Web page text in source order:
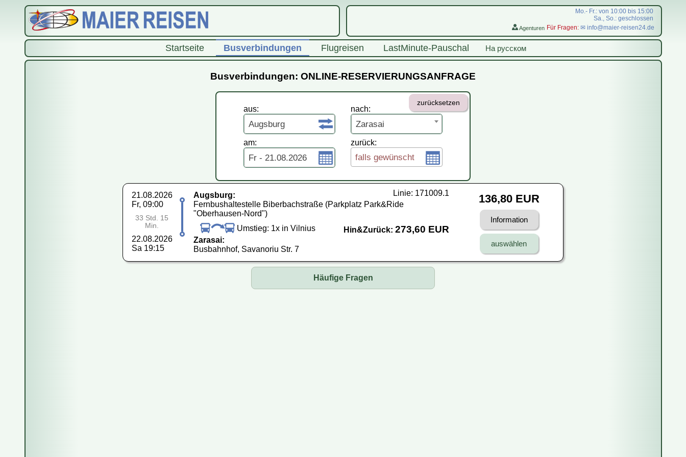
Mo.- Fr.: von 10:00 bis 15:00
Sa., So.: geschlossen
Agenturen Für Fragen: ✉ info@maier-reisen24.de
Startseite Busverbindungen Flugreisen LastMinute-Pauschal На русском
Busverbindungen: ONLINE-RESERVIERUNGSANFRAGE
aus:
Augsburg
am:
Fr - 21.08.2026
nach:
Zarasai
zurücksetzen
zurück:
falls gewünscht
21.08.2026
Fr, 09:00
33 Std. 15
Min.
22.08.2026
Sa 19:15
Linie: 171009.1
Augsburg:
Fernbushaltestelle Biberbachstraße (Parkplatz Park&Ride
"Oberhausen-Nord")
Umstieg: 1x in Vilnius
Zarasai:
Busbahnhof, Savanoriu Str. 7
Hin&Zurück: 273,60 EUR
136,80 EUR
Information
Häufige Fragen